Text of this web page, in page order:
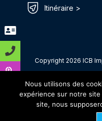
Itinéraire >
Copyright 2026 ICB
Nous utilisons des
expérience sur notre
site, nous